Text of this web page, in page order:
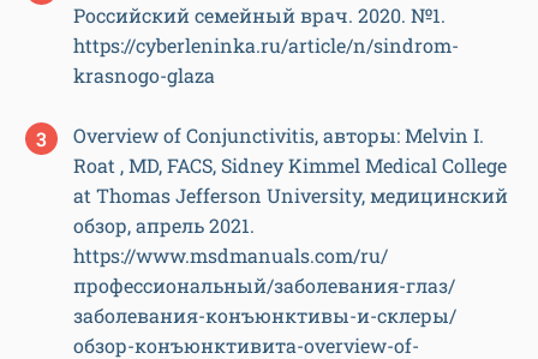
Российский семейный врач. 2020. №1.
https://cyberleninka.ru/article/n/sindrom-
krasnogo-glaza
Overview of Conjunctivitis, авторы: Melvin I.
Roat , MD, FACS, Sidney Kimmel Medical College
at Thomas Jefferson University, медицинский
обзор, апрель 2021.
https://www.msdmanuals.com/ru/
профессиональный/заболевания-глаз/
заболевания-конъюнктивы-и-склеры/
обзор-конъюнктивита-overview-of-